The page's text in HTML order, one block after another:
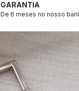
GARANTIA
De 6 meses no nosso